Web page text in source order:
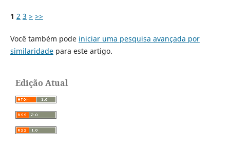
1 2 3 > >>
Você também pode iniciar uma pesquisa avançada por
similaridadepara este artigo.
Edição Atual